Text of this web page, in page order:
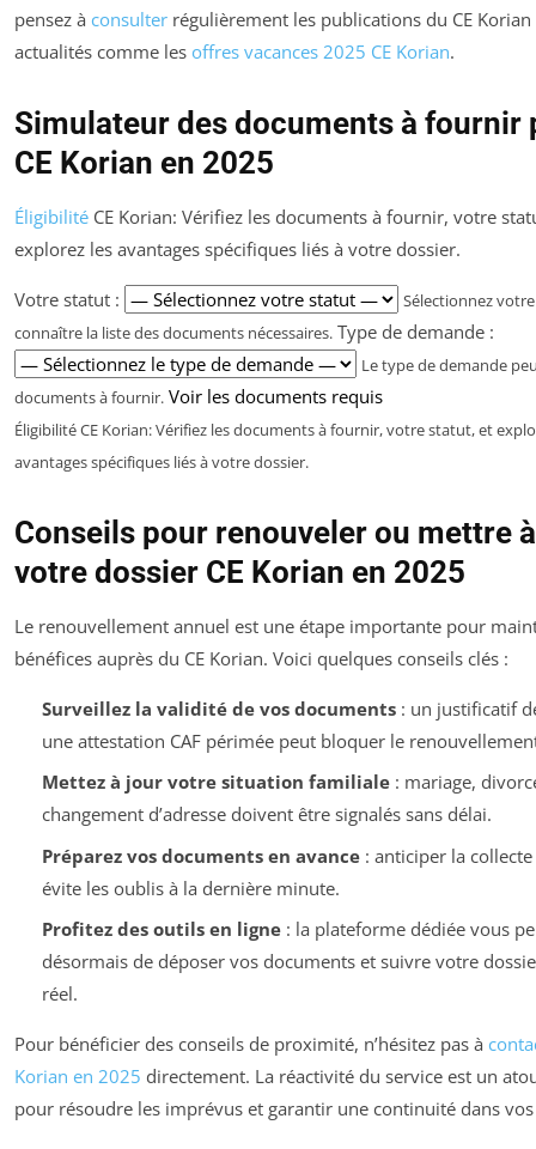
pensez à consulter régulièrement les publications du CE Korian
actualités comme les offres vacances 2025 CE Korian.
Simulateur des documents à fournir
CE Korian en 2025
Éligibilité CE Korian: Vérifiez les documents à fournir, votre
explorez les avantages spécifiques liés à votre dossier.
Votre statut :
Sélectionnez
connaître la liste des documents nécessaires. Type de demande :
Le type de demande
documents à fournir. Voir les documents requis
Éligibilité CE Korian: Vérifiez les documents à fournir, votre statut, et
avantages spécifiques liés à votre dossier.
Conseils pour renouveler ou mettre
votre dossier CE Korian en 2025
Le renouvellement annuel est une étape importante pour
bénéfices auprès du CE Korian. Voici quelques conseils clés :
Surveillez la validité de vos documents: un justificatif
une attestation CAF périmée peut bloquer le
Mettez à jour votre situation familiale: mariage,
changement d’adresse doivent être signalés sans délai.
Préparez vos documents en avance: anticiper la collecte
évite les oublis à la dernière minute.
Profitez des outils en ligne: la plateforme dédiée vous
désormais de déposer vos documents et suivre votre
réel.
Pour bénéficier des conseils de proximité, n’hésitez pas à
Korian en 2025 directement. La réactivité du service est un
pour résoudre les imprévus et garantir une continuité dans